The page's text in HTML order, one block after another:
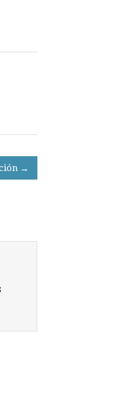
→